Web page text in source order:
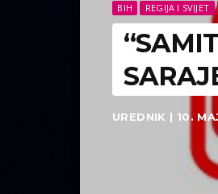
BIH REGIJA I SVIJET
UREDNIK | 10.